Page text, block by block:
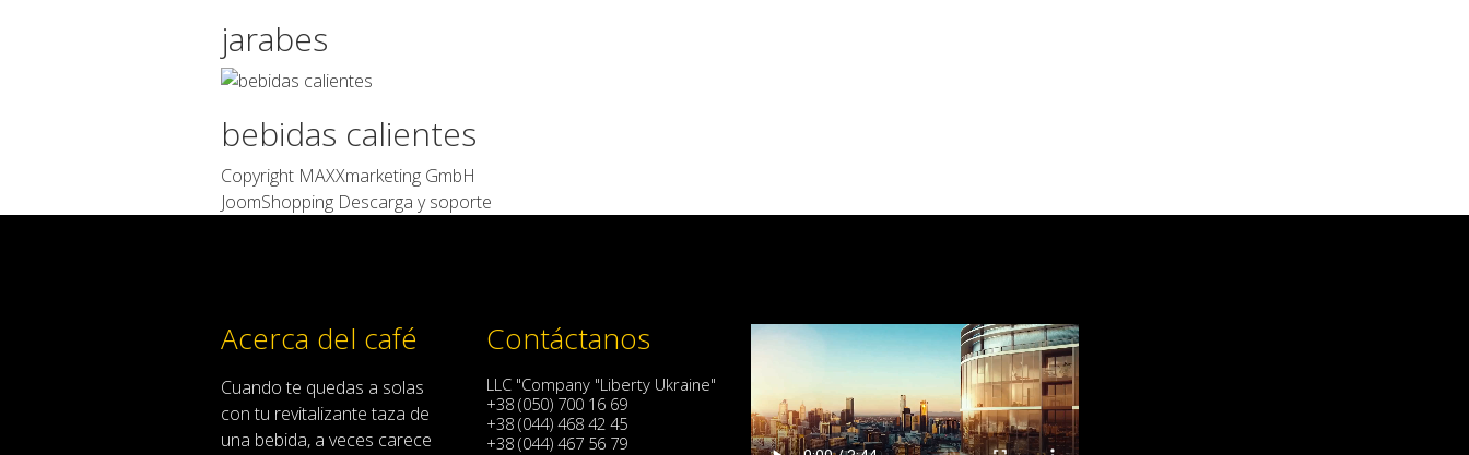
jarabes
bebidas calientes
Copyright MAXXmarketing GmbH
JoomShopping Descarga y soporte
Acerca del café
Cuando te quedas a solas
con tu revitalizante taza de
una bebida, a veces carece
Contáctanos
LLC "Company "Liberty Ukraine"
+38 (050) 700 16 69
+38 (044) 468 42 45
+38 (044) 467 56 79